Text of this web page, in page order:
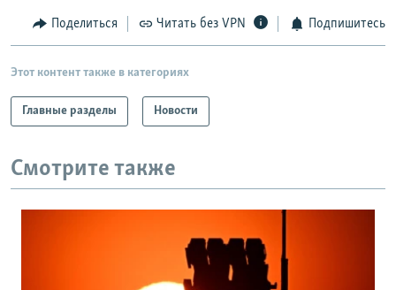
Поделиться Читать без VPN Подпишитесь
Этот контент также в категориях
Главные разделы Новости
Смотрите также